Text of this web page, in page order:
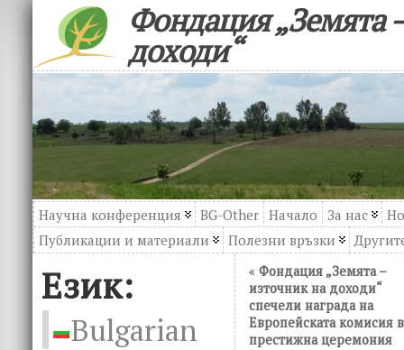
Фондация „Земята
доходи“
Научна конференция BG-Other Начало За нас
Публикации и материали
Полезни връзки
Език:
Bulgarian
« Фондация „Земята –
източник на доходи“
спечели награда на
Европейската комисия в
престижна церемония